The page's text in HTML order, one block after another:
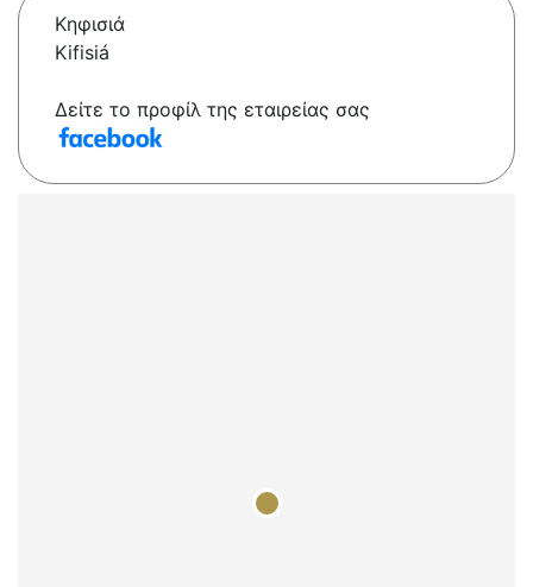
Κηφισιά
Kifisiá
Δείτε το προφίλ της εταιρείας σας